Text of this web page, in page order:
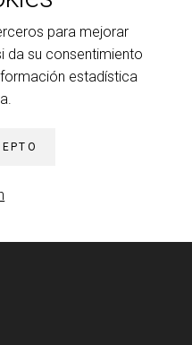
para mejorar
da su consentimiento
estadística